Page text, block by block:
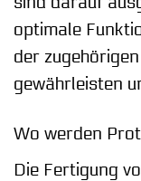
optimale
der
gewährleisten
Wo werden
Die Fertigung